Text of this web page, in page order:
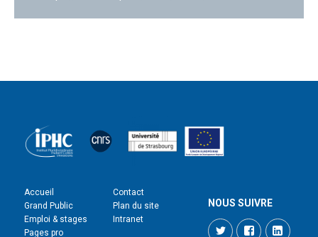
Accueil
Grand Public
Emploi & stages
Pages pro
Contact
Plan du site
Intranet
NOUS SUIVRE
TwitterFacebook